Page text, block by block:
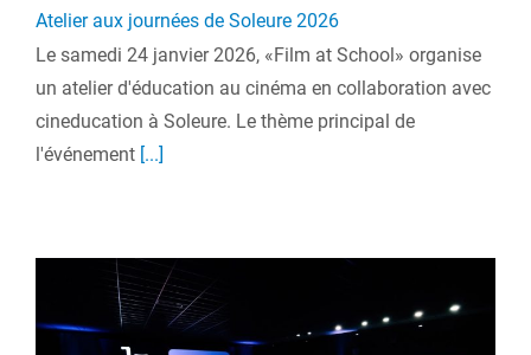
Atelier aux journées de Soleure 2026
Le samedi 24 janvier 2026, «Film at School» organise
un atelier d'éducation au cinéma en collaboration avec
cineducation à Soleure. Le thème principal de
l'événement [...]